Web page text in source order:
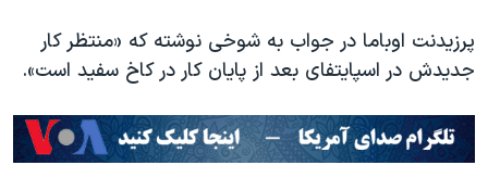
پرزیدنت اوباما در جواب به شوخی نوشته که «منتظر کار
جدیدش در اسپایتفای بعد از پایان کار در کاخ سفید است».